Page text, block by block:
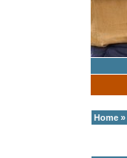
Home »